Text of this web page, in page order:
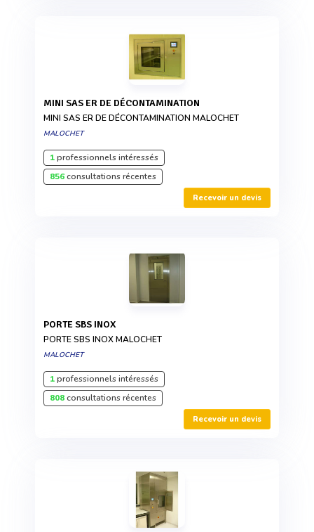
MINI SAS ER DE DÉCONTAMINATION
MINI SAS ER DE DÉCONTAMINATION MALOCHET
MALOCHET
1professionnels intéressés
856consultations récentes
Recevoir un devis
PORTE SBS INOX
PORTE SBS INOX MALOCHET
MALOCHET
1professionnels intéressés
808consultations récentes
Recevoir un devis